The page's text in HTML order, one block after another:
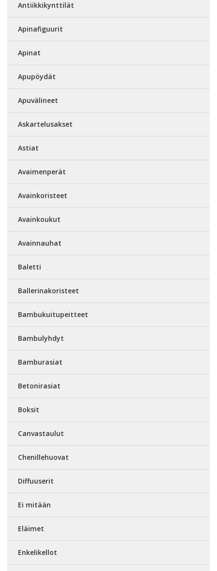
Antiikkikynttilät
Apinafiguurit
Apinat
Apupöydät
Apuvälineet
Askartelusakset
Astiat
Avaimenperät
Avainkoristeet
Avainkoukut
Avainnauhat
Baletti
Ballerinakoristeet
Bambukuitupeitteet
Bambulyhdyt
Bamburasiat
Betonirasiat
Boksit
Canvastaulut
Chenillehuovat
Diffuuserit
Ei mitään
Eläimet
Enkelikellot